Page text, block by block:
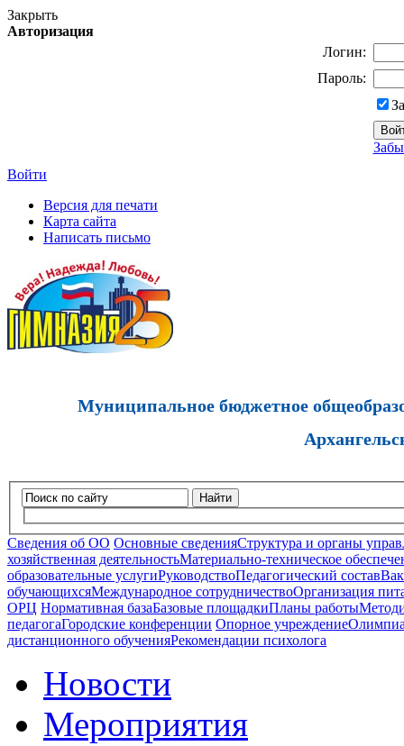
Закрыть
Авторизация
Логин:
Пароль:
Войти
Версия для печати
Карта сайта
Написать письмо
Муниципальное бюджетное
Найти
Сведения об ОО Основные сведенияСтруктура и органы
хозяйственная деятельностьМатериально-техническое
образовательные услугиРуководствоПедагогический состав
обучающихсяМеждународное сотрудничествоОрганизация
ОРЦ Нормативная базаБазовые площадкиПланы работы
педагогаГородские конференции Опорное учреждение
дистанционного обученияРекомендации психолога
Новости
Мероприятия